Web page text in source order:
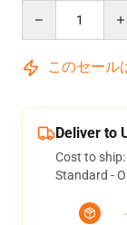
このセール
Deliver to
Cost to ship:
Standard -